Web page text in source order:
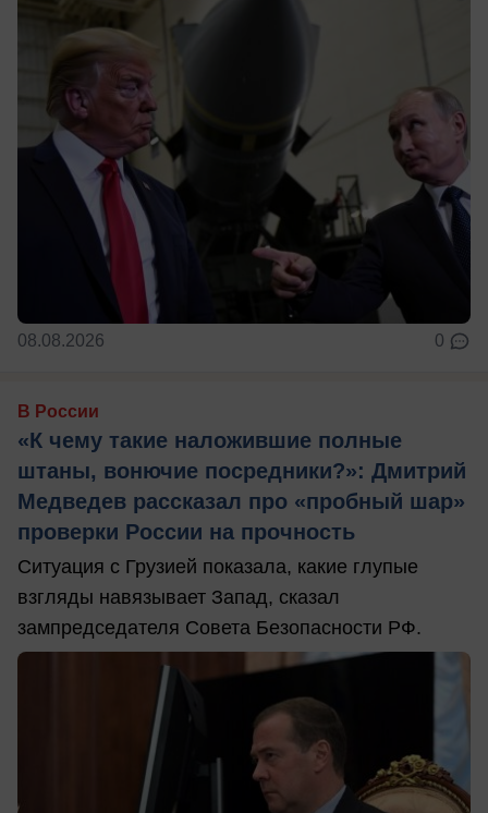
08.08.2026 0
В России
«К чему такие наложившие полные
штаны, вонючие посредники?»: Дмитрий
Медведев рассказал про «пробный шар»
проверки России на прочность
Ситуация с Грузией показала, какие глупые
взгляды навязывает Запад, сказал
зампредседателя Совета Безопасности РФ.